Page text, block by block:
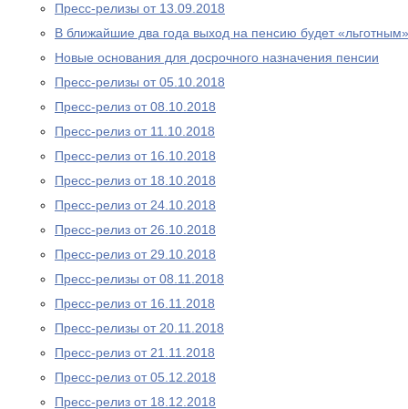
Пресс-релизы от 13.09.2018
В ближайшие два года выход на пенсию будет «льготным»
Новые основания для досрочного назначения пенсии
Пресс-релизы от 05.10.2018
Пресс-релиз от 08.10.2018
Пресс-релиз от 11.10.2018
Пресс-релиз от 16.10.2018
Пресс-релиз от 18.10.2018
Пресс-релиз от 24.10.2018
Пресс-релиз от 26.10.2018
Пресс-релиз от 29.10.2018
Пресс-релизы от 08.11.2018
Пресс-релиз от 16.11.2018
Пресс-релизы от 20.11.2018
Пресс-релиз от 21.11.2018
Пресс-релиз от 05.12.2018
Пресс-релиз от 18.12.2018